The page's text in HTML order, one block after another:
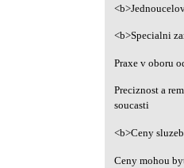
<b>Specialni
Praxe v oboru
Preciznost a
soucasti
<b>Ceny
Ceny mohou